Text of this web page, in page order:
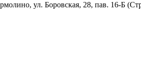
ул. Боровская, 28, пав. 16-Б